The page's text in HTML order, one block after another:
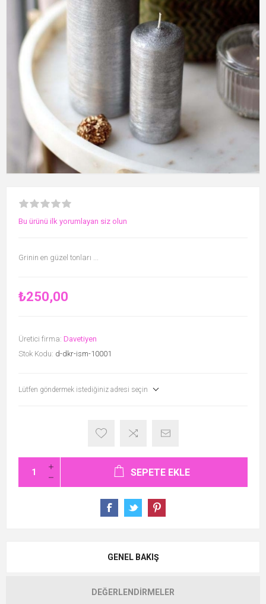
Bu ürünü ilk yorumlayan siz olun
Grinin en güzel tonları ...
₺250,00
Üretici firma: Davetiyen
Stok Kodu: d-dkr-ism-10001
Lütfen göndermek istediğiniz adresi seçin
SEPETE EKLE
GENEL BAKIŞ
DEĞERLENDIRMELER